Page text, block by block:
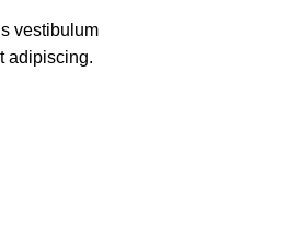
vestibulum
adipiscing.